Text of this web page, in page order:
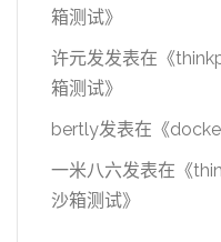
箱测试》
许元发发表在《
箱测试》
bertly发表在《
一米八六发表在《
沙箱测试》